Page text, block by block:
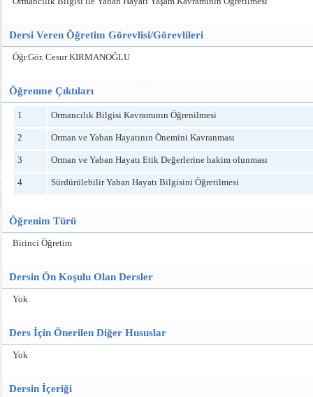
Dersi Veren Öğretim Görevlisi/Görevlileri
Öğr.Gör. Cesur KIRMANOĞLU
Öğrenme Çıktıları
1 Ormancılık Bilgisi Kavramının Öğrenilmesi
2 Orman ve Yaban Hayatının Önemini Kavranması
3 Orman ve Yaban Hayatı Etik Değerlerine hakim olunması
4 Sürdürülebilir Yaban Hayatı Bilgisini Öğretilmesi
Öğrenim Türü
Birinci Öğretim
Dersin Ön Koşulu Olan Dersler
Yok
Ders İçin Önerilen Diğer Hususlar
Yok
Dersin İçeriği